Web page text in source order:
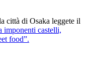
città di Osaka leggete il
imponenti castelli,
food”.